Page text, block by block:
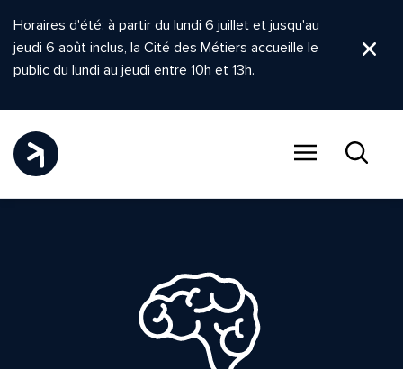
Horaires d'été: à partir du lundi 6 juillet et jusqu'au
jeudi 6 août inclus, la Cité des Métiers accueille le
public du lundi au jeudi entre 10h et 13h.